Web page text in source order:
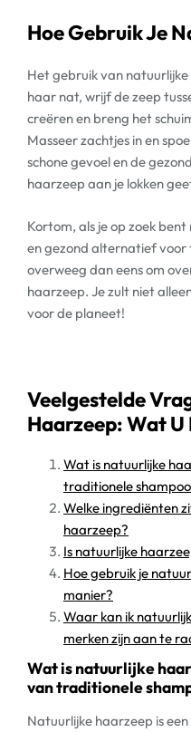
Hoe Gebruik Je
Het gebruik van
haar nat, wrijf de zeep
creëren en breng het
Masseer zachtjes in en
schone gevoel en de
haarzeep aan je lokken
Kortom, als je op zoek
en gezond alternatief voor
overweeg dan eens om
haarzeep. Je zult niet
voor de planeet!
Veelgestelde
Haarzeep: Wat
Wat is natuurlijke
traditionele
Welke ingrediënten
haarzeep?
Is natuurlijke
Hoe gebruik je
manier?
Waar kan ik
merken zijn aan te
Wat is natuurlijke
van traditionele
Natuurlijke haarzeep is